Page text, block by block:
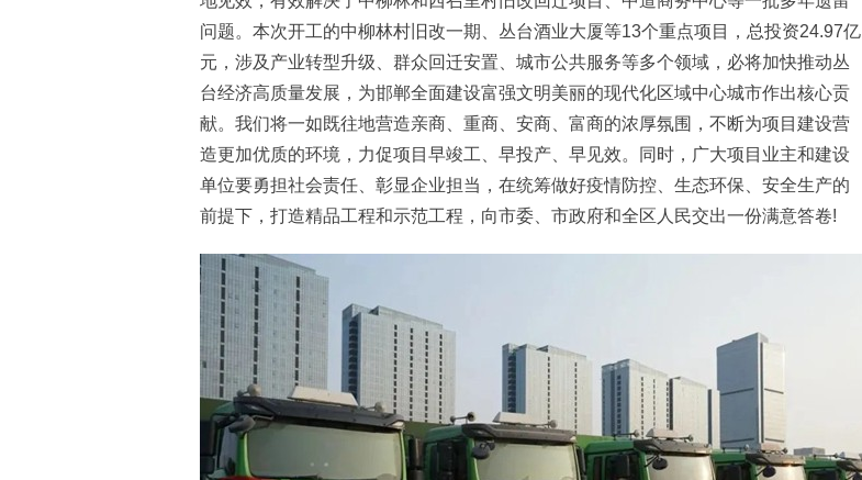
问题。本次开工的中柳林村旧改一期、丛台酒业大厦等13个重点项目，总投资24.97亿
元，涉及产业转型升级、群众回迁安置、城市公共服务等多个领域，必将加快推动丛
台经济高质量发展，为邯郸全面建设富强文明美丽的现代化区域中心城市作出核心贡
献。我们将一如既往地营造亲商、重商、安商、富商的浓厚氛围，不断为项目建设营
造更加优质的环境，力促项目早竣工、早投产、早见效。同时，广大项目业主和建设
单位要勇担社会责任、彰显企业担当，在统筹做好疫情防控、生态环保、安全生产的
前提下，打造精品工程和示范工程，向市委、市政府和全区人民交出一份满意答卷!